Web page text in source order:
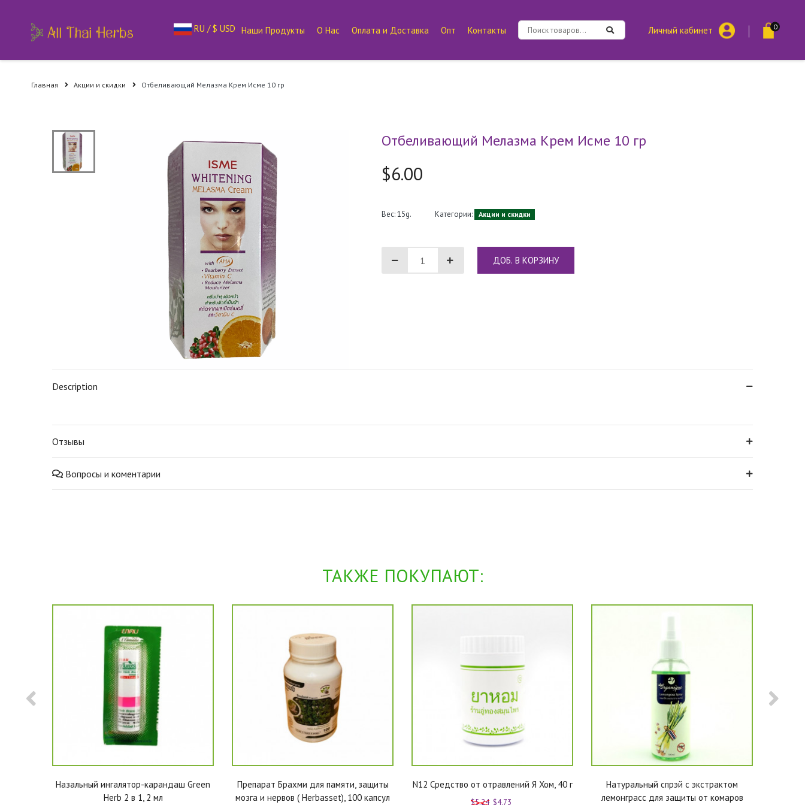
RU / $ USD Наши Продукты О Нас Оплата и Доставка Опт Контакты Личный кабинет 0
Главная Акции и скидки Отбеливающий Мелазма Крем Исме 10 гр
Отбеливающий Мелазма Крем Исме 10 гр
$6.00
Вес: 15g. Категории: Акции и скидки
ДОБ. В КОРЗИНУ
Description
Отзывы
Вопросы и коментарии
ТАКЖЕ ПОКУПАЮТ:
Назальный ингалятор-карандаш Green
Herb 2 в 1, 2 мл
Препарат Брахми для памяти, защиты
мозга и нервов ( Herbasset), 100 капсул
N12 Средство от отравлений Я Хом, 40 г
$5.24 $4.73
Натуральный спрэй c экстрактом
лемонграсс для защиты от комаров